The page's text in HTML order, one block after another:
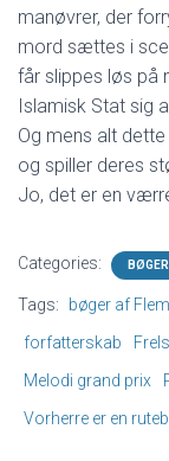
manøvrer, der
mord sættes i
får slippes løs på
Islamisk Stat sig
Og mens alt
og spiller deres
Jo, det er en
Categories: BØGER
Tags: bøger af
forfatterskab
Melodi grand prix
Vorherre er en